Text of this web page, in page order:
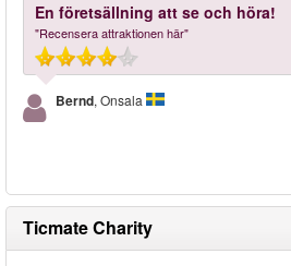
En företsällning att se och höra!
"Recensera attraktionen här"
Bernd, Onsala
Ticmate Charity